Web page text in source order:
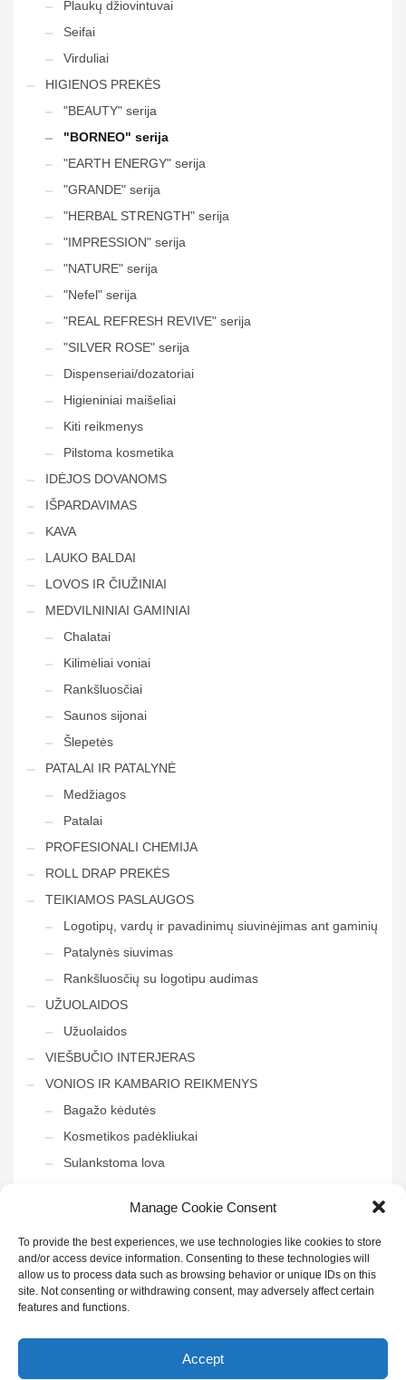
Manage Cookie Consent
To provide the best experiences, we use technologies like cookies to store
and/or access device information. Consenting to these technologies will
allow us to process data such as browsing behavior or unique IDs on this
site. Not consenting or withdrawing consent, may adversely affect certain
features and functions.
Accept
Plaukų džiovintuvai
Seifai
Virduliai
HIGIENOS PREKĖS
"BEAUTY" serija
"BORNEO" serija
"EARTH ENERGY" serija
"GRANDE" serija
"HERBAL STRENGTH" serija
"IMPRESSION" serija
"NATURE" serija
"Nefel" serija
"REAL REFRESH REVIVE" serija
"SILVER ROSE" serija
Dispenseriai/dozatoriai
Higieniniai maišeliai
Kiti reikmenys
Pilstoma kosmetika
IDĖJOS DOVANOMS
IŠPARDAVIMAS
KAVA
LAUKO BALDAI
LOVOS IR ČIUŽINIAI
MEDVILNINIAI GAMINIAI
Chalatai
Kilimėliai voniai
Rankšluosčiai
Saunos sijonai
Šlepetės
PATALAI IR PATALYNĖ
Medžiagos
Patalai
PROFESIONALI CHEMIJA
ROLL DRAP PREKĖS
TEIKIAMOS PASLAUGOS
Logotipų, vardų ir pavadinimų siuvinėjimas ant gaminių
Patalynės siuvimas
Rankšluosčių su logotipu audimas
UŽUOLAIDOS
Užuolaidos
VIEŠBUČIO INTERJERAS
VONIOS IR KAMBARIO REIKMENYS
Bagažo kėdutės
Kosmetikos padėkliukai
Sulankstoma lova
Veidrodis į vonią